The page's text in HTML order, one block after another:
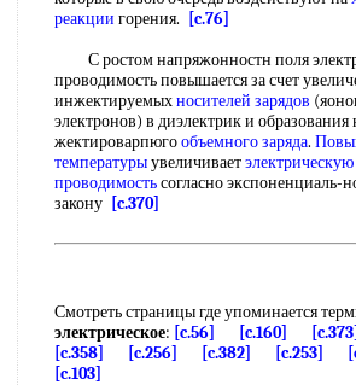
реакции горения.
[c.76]
С ростом напряжонностн поля
проводимость повышается за счет
инжектируемыхносителей зарядов
электронов) в диэлектрик и образования
жектироварпюгообъемного заряда.
температурыувеличиваетэлектрическую
проводимостьсогласно экспоненциаль-
закону [c.370]
Смотреть страницы где упоминается
электрическое: [c.56] [c.160] [c.373]
[c.358]
[c.256] [c.382] [c.253]
[c.103]